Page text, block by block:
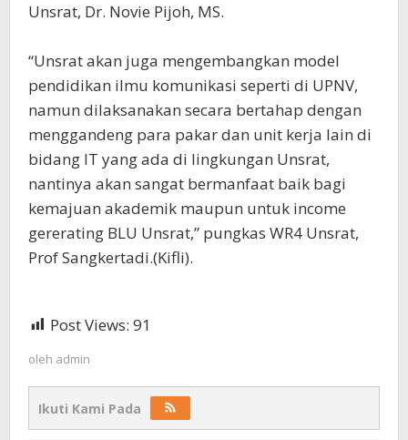
Unsrat, Dr. Novie Pijoh, MS.
“Unsrat akan juga mengembangkan model
pendidikan ilmu komunikasi seperti di UPNV,
namun dilaksanakan secara bertahap dengan
menggandeng para pakar dan unit kerja lain di
bidang IT yang ada di lingkungan Unsrat,
nantinya akan sangat bermanfaat baik bagi
kemajuan akademik maupun untuk income
gererating BLU Unsrat,” pungkas WR4 Unsrat,
Prof Sangkertadi.(Kifli).
Post Views: 91
oleh admin
Ikuti Kami Pada